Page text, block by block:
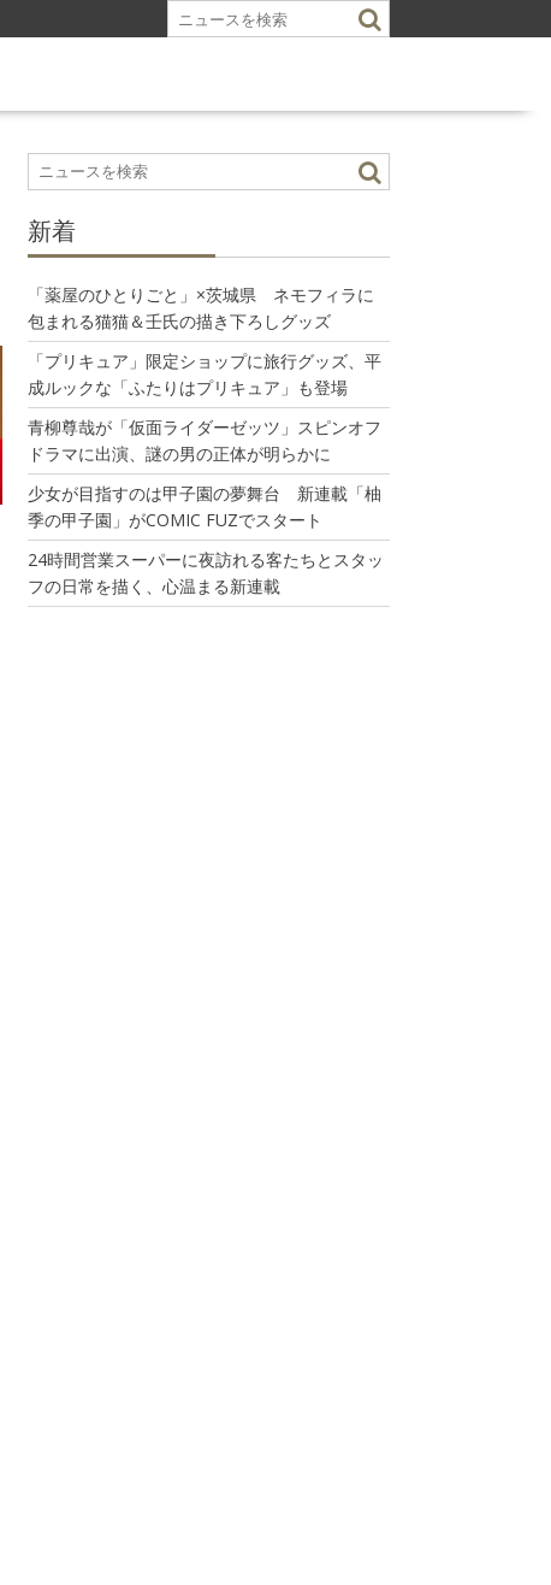
新着
「薬屋のひとりごと」×茨城県 ネモフィラに
包まれる猫猫＆壬氏の描き下ろしグッズ
「プリキュア」限定ショップに旅行グッズ、平
成ルックな「ふたりはプリキュア」も登場
青柳尊哉が「仮面ライダーゼッツ」スピンオフ
ドラマに出演、謎の男の正体が明らかに
少女が目指すのは甲子園の夢舞台 新連載「柚
季の甲子園」がCOMIC FUZでスタート
24時間営業スーパーに夜訪れる客たちとスタッ
フの日常を描く、心温まる新連載